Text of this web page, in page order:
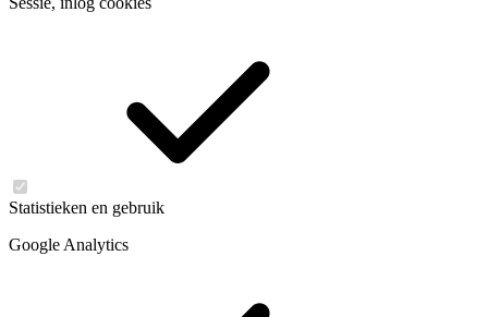
Statistieken en gebruik
Google Analytics